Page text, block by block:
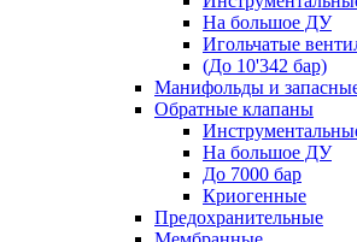
На большое ДУ
Игольчатые
(До 10'342 бар)
Манифольды и
Обратные клапаны
На большое ДУ
До 7000 бар
Криогенные
Предохранительные